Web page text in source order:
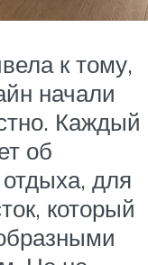
к тому,
начали
Каждый
об
для
который